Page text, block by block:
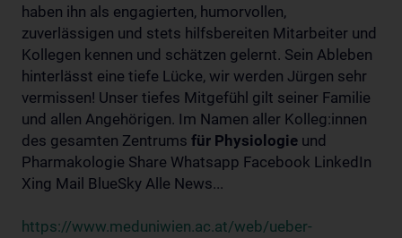
haben ihn als engagierten, humorvollen,
zuverlässigen und stets hilfsbereiten Mitarbeiter und
Kollegen kennen und schätzen gelernt. Sein Ableben
hinterlässt eine tiefe Lücke, wir werden Jürgen sehr
vermissen! Unser tiefes Mitgefühl gilt seiner Familie
und allen Angehörigen. Im Namen aller Kolleg:innen
des gesamten Zentrums für Physiologie und
Pharmakologie Share Whatsapp Facebook LinkedIn
Xing Mail BlueSky Alle News...
https://www.meduniwien.ac.at/web/ueber-